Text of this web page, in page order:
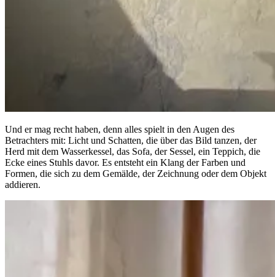
Und er mag recht haben, denn alles spielt in den Augen des
Betrachters mit: Licht und Schatten, die über das Bild tanzen, der
Herd mit dem Wasserkessel, das Sofa, der Sessel, ein Teppich, die
Ecke eines Stuhls davor. Es entsteht ein Klang der Farben und
Formen, die sich zu dem Gemälde, der Zeichnung oder dem Objekt
addieren.